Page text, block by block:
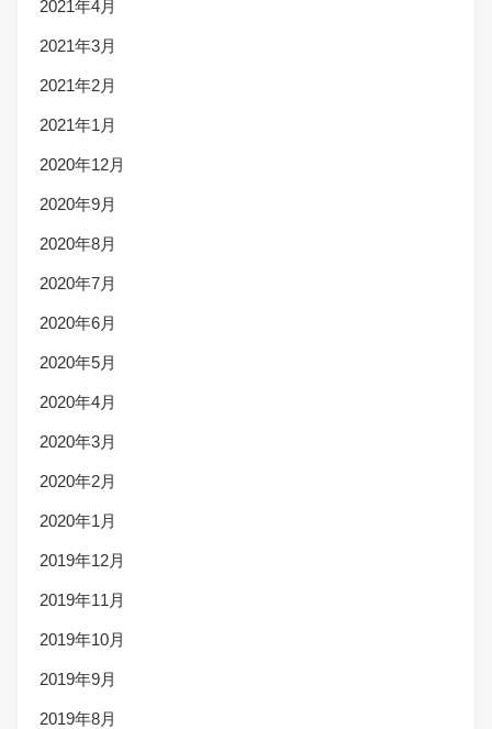
2021年4月
2021年3月
2021年2月
2021年1月
2020年12月
2020年9月
2020年8月
2020年7月
2020年6月
2020年5月
2020年4月
2020年3月
2020年2月
2020年1月
2019年12月
2019年11月
2019年10月
2019年9月
2019年8月